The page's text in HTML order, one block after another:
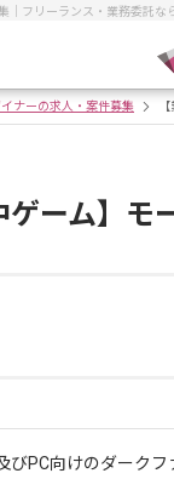
｜フリーランス・業務委託な
ナーの求人・案件募集
ゲーム】
びPC向けのダーク